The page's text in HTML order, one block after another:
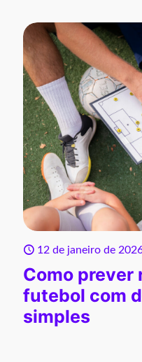
12 de janeiro de
Como prever
futebol com
simples